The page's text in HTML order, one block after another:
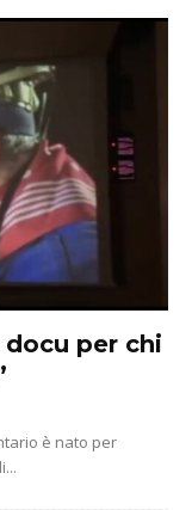
per chi
è nato per